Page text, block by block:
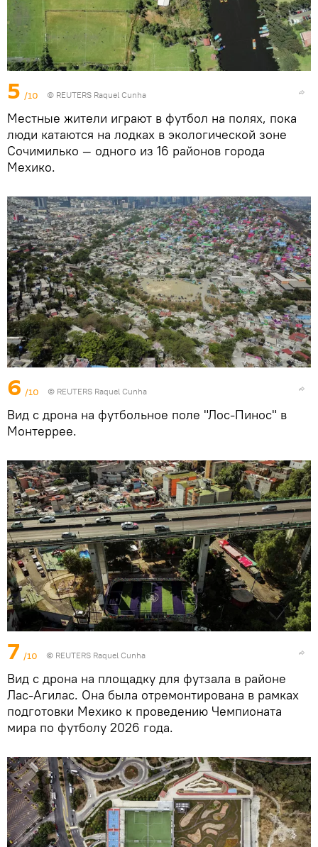
5 /10 © REUTERS Raquel Cunha
Местные жители играют в футбол на полях, пока
люди катаются на лодках в экологической зоне
Сочимилько — одного из 16 районов города
Мехико.
6 /10 © REUTERS Raquel Cunha
Вид с дрона на футбольное поле "Лос-Пинос" в
Монтеррее.
7 /10 © REUTERS Raquel Cunha
Вид с дрона на площадку для футзала в районе
Лас-Агилас. Она была отремонтирована в рамках
подготовки Мехико к проведению Чемпионата
мира по футболу 2026 года.